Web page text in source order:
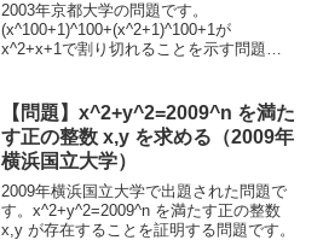
2003年京都大学の問題です。
(x^100+1)^100+(x^2+1)^100+1が
x^2+x+1で割り切れることを示す問題で
【問題】x^2+y^2=2009^n を満た
す正の整数 x,y を求める（2009年
横浜国立大学）
2009年横浜国立大学で出題された問題で
す。x^2+y^2=2009^n を満たす正の整数
x,y が存在することを証明する問題です。